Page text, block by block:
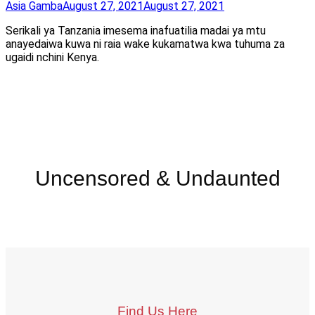
Asia GambaAugust 27, 2021August 27, 2021
Serikali ya Tanzania imesema inafuatilia madai ya mtu
anayedaiwa kuwa ni raia wake kukamatwa kwa tuhuma za
ugaidi nchini Kenya.
Uncensored & Undaunted
Find Us Here